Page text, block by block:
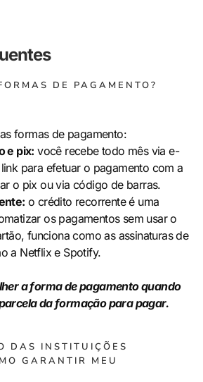
DE PAGAMENTO?
formas de pagamento:
e pix: você recebe todo mês via e-
para efetuar o pagamento com a
o pix ou via código de barras.
o crédito recorrente é uma
os pagamentos sem usar o
funciona como as assinaturas de
a Netflix e Spotify.
a forma de pagamento quando
da formação para pagar.
DAS INSTITUIÇÕES
GARANTIR MEU